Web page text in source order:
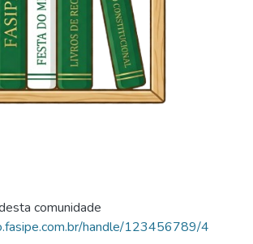
comunidade
handle/123456789/4